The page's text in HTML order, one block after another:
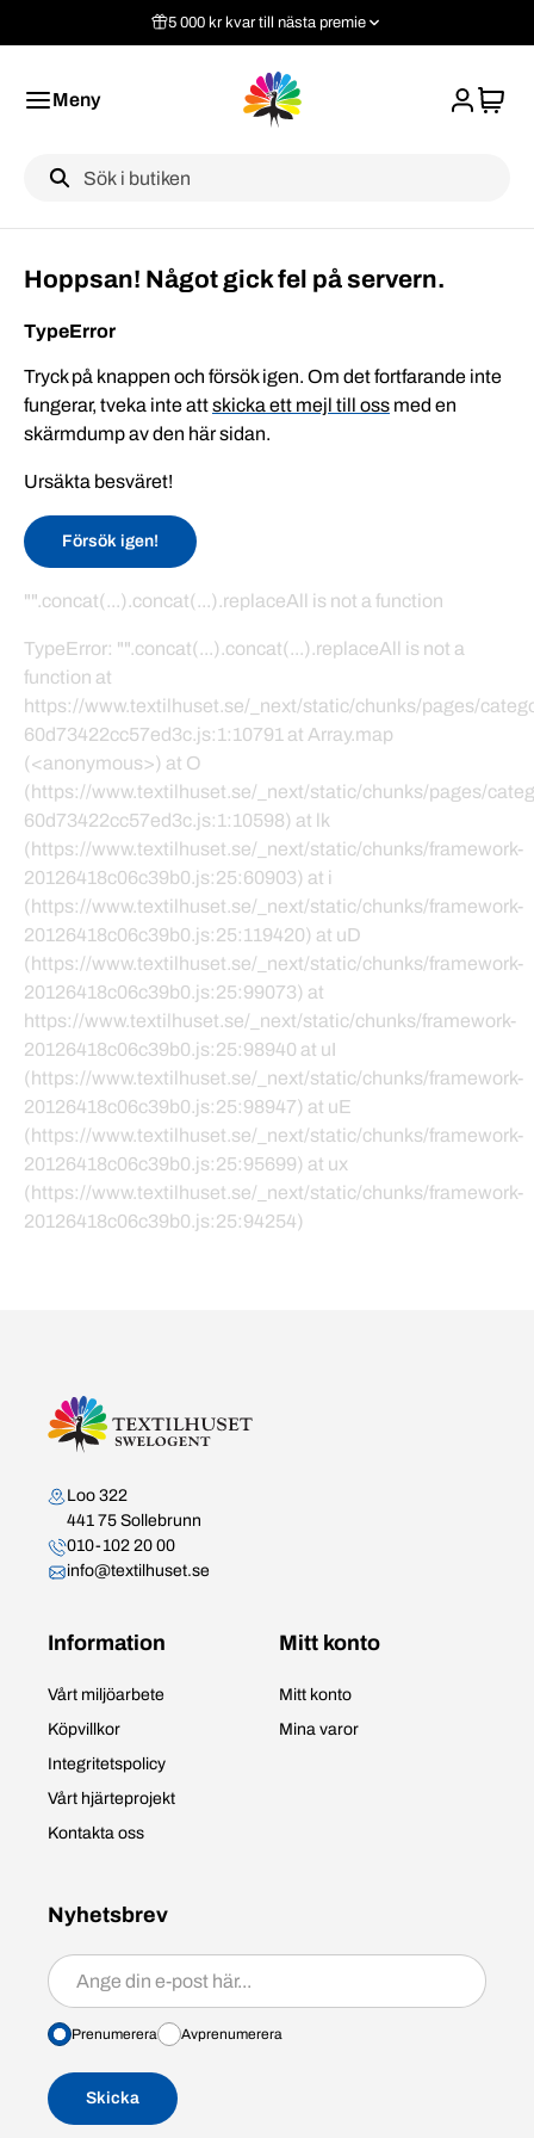
5 000 kr kvar till nästa premie
Meny
Label
Hoppsan! Något gick fel på servern.
TypeError
Tryck på knappen och försök igen. Om det fortfarande inte
fungerar, tveka inte attskicka ett mejl till oss med en
skärmdump av den här sidan.
Ursäkta besväret!
Försök igen!
"".concat(...).concat(...).replaceAll is not a function
TypeError: "".concat(...).concat(...).replaceAll is not a
function at
https://www.textilhuset.se/_next/static/chunks/pages/
60d73422cc57ed3c.js:1:10791 at Array.map
(<anonymous>) at O
(https://www.textilhuset.se/_next/static/chunks/pages/
60d73422cc57ed3c.js:1:10598) at lk
(https://www.textilhuset.se/_next/static/chunks/framework-
20126418c06c39b0.js:25:60903) at i
(https://www.textilhuset.se/_next/static/chunks/framework-
20126418c06c39b0.js:25:119420) at uD
(https://www.textilhuset.se/_next/static/chunks/framework-
20126418c06c39b0.js:25:99073) at
https://www.textilhuset.se/_next/static/chunks/framework-
20126418c06c39b0.js:25:98940 at uI
(https://www.textilhuset.se/_next/static/chunks/framework-
20126418c06c39b0.js:25:98947) at uE
(https://www.textilhuset.se/_next/static/chunks/framework-
20126418c06c39b0.js:25:95699) at ux
(https://www.textilhuset.se/_next/static/chunks/framework-
20126418c06c39b0.js:25:94254)
Kontakta oss
Loo 322
441 75 Sollebrunn
010-102 20 00
info@textilhuset.se
Information
Vårt miljöarbete
Köpvillkor
Integritetspolicy
Vårt hjärteprojekt
Kontakta oss
Mitt konto
Mitt konto
Mina varor
Nyhetsbrev
Prenumerera/avprenumerera
Prenumerera Avprenumerera
Skicka